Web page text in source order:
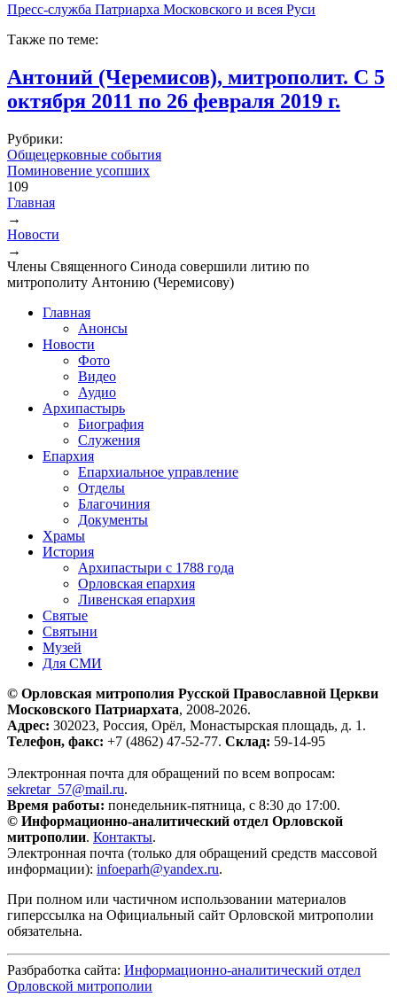
Пресс-служба Патриарха Московского и всея Руси
Также по теме:
Антоний (Черемисов), митрополит. С 5
октября 2011 по 26 февраля 2019 г.
Рубрики:
Общецерковные события
Поминовение усопших
109
Вы здесь
Главная
→
Новости
→
Члены Священного Синода совершили литию по
митрополиту Антонию (Черемисову)
Главная
Анонсы
Новости
Фото
Видео
Аудио
Архипастырь
Биография
Служения
Епархия
Епархиальное управление
Отделы
Благочиния
Документы
Храмы
История
Архипастыри с 1788 года
Орловская епархия
Ливенская епархия
Святые
Святыни
Музей
Для СМИ
© Орловская митрополия Русской Православной Церкви
Московского Патриархата, 2008-2026.
Адрес: 302023, Россия, Орёл, Монастырская площадь, д. 1.
Телефон, факс: +7 (4862) 47-52-77. Склад: 59-14-95
Электронная почта для обращений по всем вопросам:
sekretar_57@mail.ru(ссылка для отправки email)
.
Время работы: понедельник-пятница, с 8:30 до 17:00.
© Информационно-аналитический отдел Орловской
митрополии. Контакты.
Электронная почта (только для обращений средств массовой
информации): infoeparh@yandex.ru(ссылка для отправки email)
.
При полном или частичном использовании материалов
гиперссылка на Официальный сайт Орловской митрополии
обязательна.
Разбработка сайта: Информационно-аналитический отдел
Орловской митрополии